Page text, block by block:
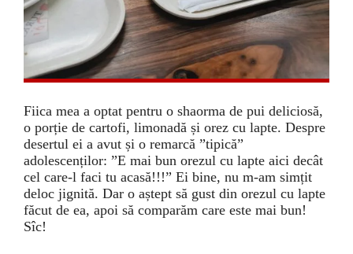
Fiica mea a optat pentru o shaorma de pui deliciosă,
o porție de cartofi, limonadă și orez cu lapte. Despre
desertul ei a avut și o remarcă ”tipică”
adolescenților: ”E mai bun orezul cu lapte aici decât
cel care-l faci tu acasă!!!” Ei bine, nu m-am simțit
deloc jignită. Dar o aștept să gust din orezul cu lapte
făcut de ea, apoi să comparăm care este mai bun!
Sîc!